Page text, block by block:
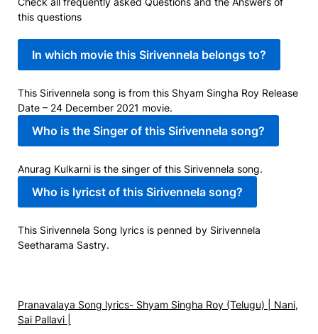
this questions
In which movie this Sirivennela belongs to?
This Sirivennela song is from this Shyam Singha Roy Release
Date – 24 December 2021 movie.
Who is the Singer of this Sirivennela song?
Anurag Kulkarni is the singer of this Sirivennela song.
Who is lyricst of this Sirivennela song?
This Sirivennela Song lyrics is penned by Sirivennela
Seetharama Sastry.
Pranavalaya Song lyrics- Shyam Singha Roy (Telugu) | Nani,
Sai Pallavi |